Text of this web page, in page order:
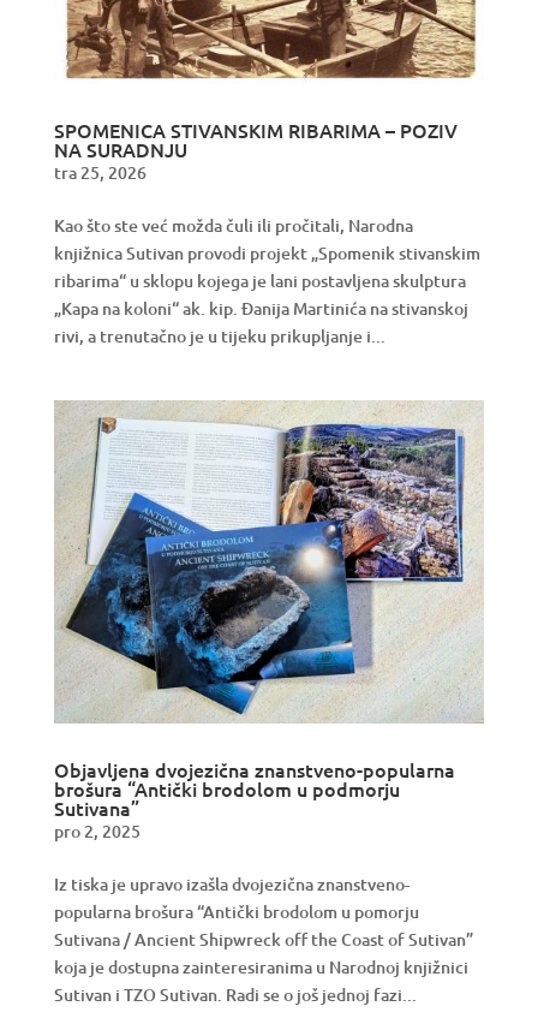
SPOMENICA STIVANSKIM RIBARIMA – POZIV
NA SURADNJU
tra 25, 2026
Kao što ste već možda čuli ili pročitali, Narodna
knjižnica Sutivan provodi projekt „Spomenik stivanskim
ribarima“ u sklopu kojega je lani postavljena skulptura
„Kapa na koloni“ ak. kip. Đanija Martinića na stivanskoj
rivi, a trenutačno je u tijeku prikupljanje i...
Objavljena dvojezična znanstveno-popularna
brošura “Antički brodolom u podmorju
Sutivana”
pro 2, 2025
Iz tiska je upravo izašla dvojezična znanstveno-
popularna brošura “Antički brodolom u pomorju
Sutivana / Ancient Shipwreck off the Coast of Sutivan”
koja je dostupna zainteresiranima u Narodnoj knjižnici
Sutivan i TZO Sutivan. Radi se o još jednoj fazi...